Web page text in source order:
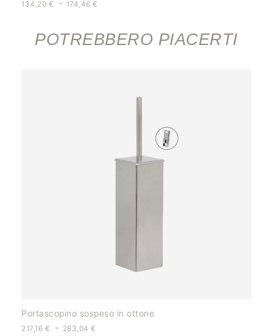
134,20 € - 174,46€
POTREBBERO PIACERTI
Portascopino sospeso in ottone
217,16 € - 283,04€